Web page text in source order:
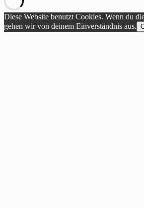
Diese Website benutzt Cookies. Wenn du
gehen wir von deinem Einverständnis aus.